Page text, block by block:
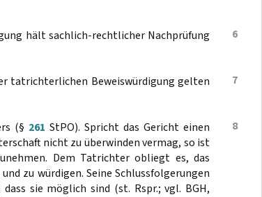
6
hält sachlich-rechtlicher Nachprüfung
7
tatrichterlichen Beweiswürdigung gelten
8
(§ 261 StPO). Spricht das Gericht einen
nicht zu überwinden vermag, so ist
Dem Tatrichter obliegt es, das
zu würdigen. Seine Schlussfolgerungen
sie möglich sind (st. Rspr.; vgl. BGH,